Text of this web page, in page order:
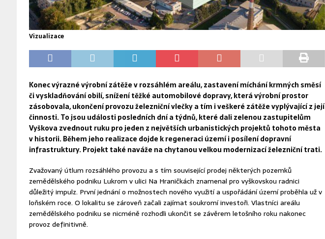
Vizualizace
Konec výrazné výrobní zátěže v rozsáhlém areálu, zastavení míchání krmných směsí
či vyskladňování obilí, snížení těžké automobilové dopravy, která výrobní prostor
zásobovala, ukončení provozu železniční vlečky a tím i veškeré zátěže vyplývající z její
činnosti. To jsou události posledních dní a týdnů, které dali zelenou zastupitelům
Vyškova zvednout ruku pro jeden z největších urbanistických projektů tohoto města
v historii.Během jeho realizace dojde k regeneraci území i posílení dopravní
infrastruktury.Projekt také naváže na chytanou velkou modernizací železniční trati.
Zvažovaný útlum rozsáhlého provozu a s tím související prodej některých pozemků
zemědělského podniku Lukrom v ulici Na Hraničkách znamenal pro vyškovskou radnici
důležitý impulz. První jednání o možnostech nového využití a uspořádání území proběhla už v
loňském roce. O lokalitu se zároveň začali zajímat soukromí investoři. Vlastníci areálu
zemědělského podniku se nicméně rozhodli ukončit se závěrem letošního roku nakonec
provoz definitivně.